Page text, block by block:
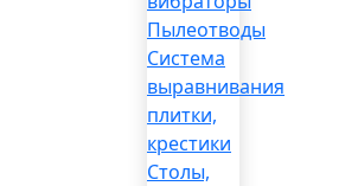
Пылеотводы
Система
выравнивания
плитки,
крестики
Столы,